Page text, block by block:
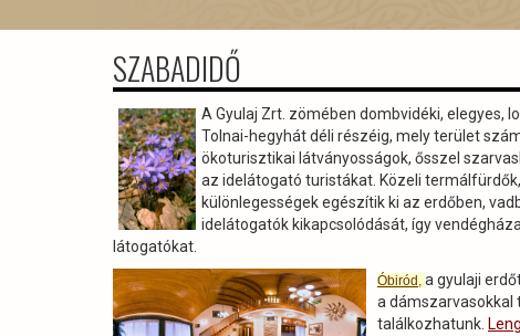
SZABADIDŐ
A Gyulaj Zrt. zömében dombvidéki, elegyes,
Tolnai-hegyhát déli részéig, mely terület
ökoturisztikai látványosságok, ősszel
az idelátogató turistákat. Közeli
különlegességek egészítik ki az erdőben,
idelátogatók kikapcsolódását, így
látogatókat.
Óbiród , a gyulaji
a dámszarvasokkal
találkozhatunk.